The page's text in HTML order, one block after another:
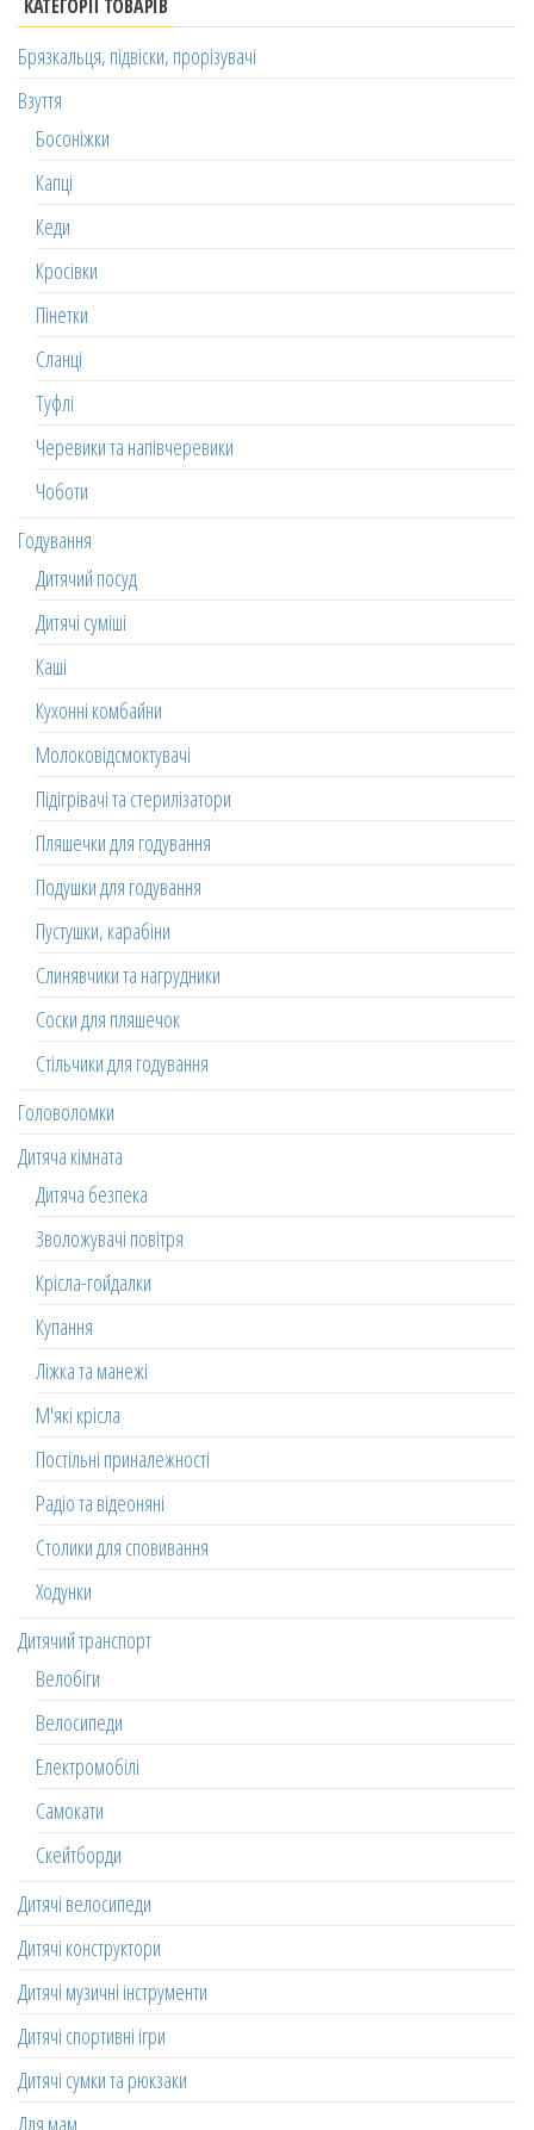
КАТЕГОРІЇ ТОВАРІВ
Брязкальця, підвіски, прорізувачі
Взуття
Босоніжки
Капці
Кеди
Кросівки
Пінетки
Сланці
Туфлі
Черевики та напівчеревики
Чоботи
Годування
Дитячий посуд
Дитячі суміші
Каші
Кухонні комбайни
Молоковідсмоктувачі
Підігрівачі та стерилізатори
Пляшечки для годування
Подушки для годування
Пустушки, карабіни
Слинявчики та нагрудники
Соски для пляшечок
Стільчики для годування
Головоломки
Дитяча кімната
Дитяча безпека
Зволожувачі повітря
Крісла-гойдалки
Купання
Ліжка та манежі
М'які крісла
Постільні приналежності
Радіо та відеоняні
Столики для сповивання
Ходунки
Дитячий транспорт
Велобіги
Велосипеди
Електромобілі
Самокати
Скейтборди
Дитячі велосипеди
Дитячі конструктори
Дитячі музичні інструменти
Дитячі спортивні ігри
Дитячі сумки та рюкзаки